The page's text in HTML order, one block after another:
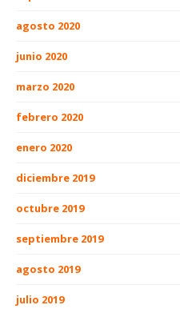
agosto 2020
junio 2020
marzo 2020
febrero 2020
enero 2020
diciembre 2019
octubre 2019
septiembre 2019
agosto 2019
julio 2019